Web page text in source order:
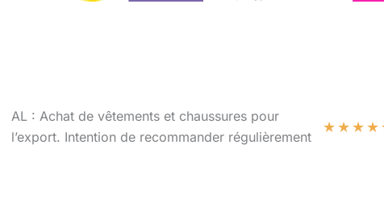
AL : Achat de vêtements et chaussures pour
l’export. Intention de recommander régulièrement
★★★★